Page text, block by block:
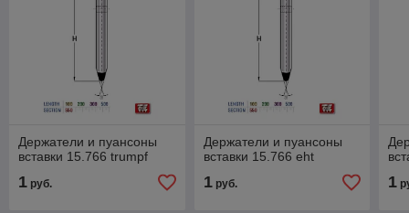
Держатели и пуансоны
вставки 15.766 trumpf
1 руб.
Держатели и пуансоны
вставки 15.766 eht
1руб. 1